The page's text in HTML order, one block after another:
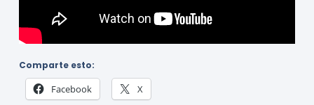
Comparte esto:
Facebook X